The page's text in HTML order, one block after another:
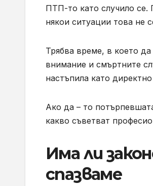
ПТП-то като случило се.
някои ситуации това не
Трябва време, в което
внимание и смъртните
настъпила като
Ако да – то
какво съветват
Има ли
спазваме